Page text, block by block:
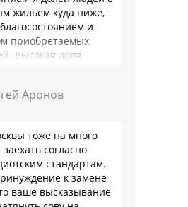
жильем куда ниже,
и
приобретаемых
Высокая доля
из-за высокого
…Аронов
тоже на много
согласно
стандартам.
к замене
ваше высказывание